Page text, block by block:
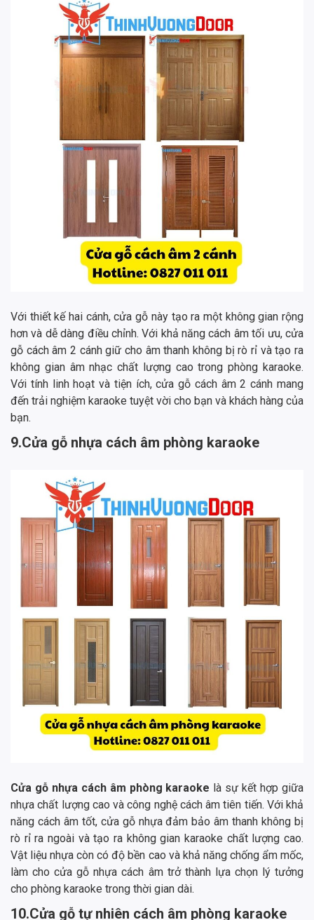
Với thiết kế hai cánh, cửa gỗ này tạo ra một không gian rộng
hơn và dễ dàng điều chỉnh. Với khả năng cách âm tối ưu, cửa
gỗ cách âm 2 cánh giữ cho âm thanh không bị rò rỉ và tạo ra
không gian âm nhạc chất lượng cao trong phòng karaoke.
Với tính linh hoạt và tiện ích, cửa gỗ cách âm 2 cánh mang
đến trải nghiệm karaoke tuyệt vời cho bạn và khách hàng của
bạn.
9.Cửa gỗ nhựa cách âm phòng karaoke
Cửa gỗ nhựa cách âm phòng karaoke là sự kết hợp giữa
nhựa chất lượng cao và công nghệ cách âm tiên tiến. Với khả
năng cách âm tốt, cửa gỗ nhựa đảm bảo âm thanh không bị
rò rỉ ra ngoài và tạo ra không gian karaoke chất lượng cao.
Vật liệu nhựa còn có độ bền cao và khả năng chống ẩm mốc,
làm cho cửa gỗ nhựa cách âm trở thành lựa chọn lý tưởng
cho phòng karaoke trong thời gian dài.
10.Cửa gỗ tự nhiên cách âm phòng karaoke